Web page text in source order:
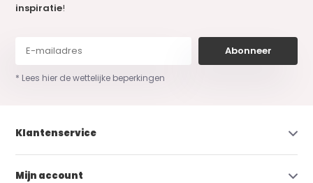
inspiratie!
Abonneer
* Lees hier de wettelijke beperkingen
Klantenservice
Mijn account